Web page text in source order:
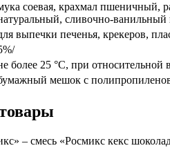
соевая, крахмал пшеничный,
сливочно-
выпечки печенья, крекеров,
более 25 °C, при
мешок с